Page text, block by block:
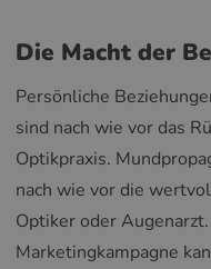
Die Macht der
Persönliche
sind nach wie vor das
Optikpraxis.
nach wie vor die
Optiker oder
Marketingkampagne